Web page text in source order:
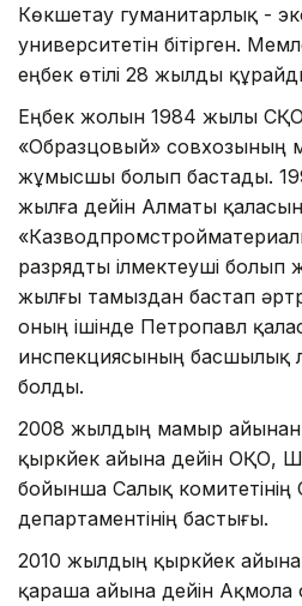
Көкшетау гуманитарлық -
университетін бітірген.
еңбек өтілі 28 жылды
Еңбек жолын 1984 жылы
«Образцовый» совхозының
жұмысшы болып бастады.
жылға дейін Алматы
разрядты ілмектеуші болып
жылғы тамыздан бастап
оның ішінде Петропавл
инспекциясының басшылық
болды.
2008 жылдың мамыр
қыркүйек айына дейін ОҚО,
бойынша Салық комитетінің
департаментінің бастығы.
2010 жылдың қыркүйек
қараша айына дейін